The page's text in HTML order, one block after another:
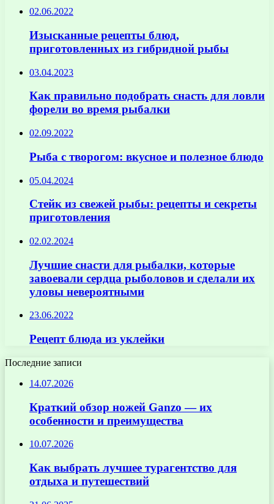
02.06.2022
Изысканные рецепты блюд,
приготовленных из гибридной рыбы
03.04.2023
Как правильно подобрать снасть для ловли
форели во время рыбалки
02.09.2022
Рыба с творогом: вкусное и полезное блюдо
05.04.2024
Стейк из свежей рыбы: рецепты и секреты
приготовления
02.02.2024
Лучшие снасти для рыбалки, которые
завоевали сердца рыболовов и сделали их
уловы невероятными
23.06.2022
Рецепт блюда из уклейки
Последние записи
14.07.2026
Краткий обзор ножей Ganzo — их
особенности и преимущества
10.07.2026
Как выбрать лучшее турагентство для
отдыха и путешествий